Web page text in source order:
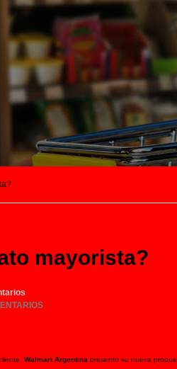
mayorista?
Walmart Argentina presentó su nueva